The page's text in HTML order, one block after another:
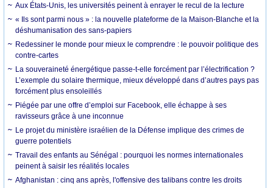
Aux États-Unis, les universités peinent à enrayer le recul de la lecture
« Ils sont parmi nous » : la nouvelle plateforme de la Maison-Blanche et la
déshumanisation des sans-papiers
Redessiner le monde pour mieux le comprendre : le pouvoir politique des
contre-cartes
La souveraineté énergétique passe-t-elle forcément par l’électrification ?
L’exemple du solaire thermique, mieux développé dans d’autres pays pas
forcément plus ensoleillés
Piégée par une offre d’emploi sur Facebook, elle échappe à ses
ravisseurs grâce à une inconnue
Le projet du ministère israélien de la Défense implique des crimes de
guerre potentiels
Travail des enfants au Sénégal : pourquoi les normes internationales
peinent à saisir les réalités locales
Afghanistan : cinq ans après, l'offensive des talibans contre les droits